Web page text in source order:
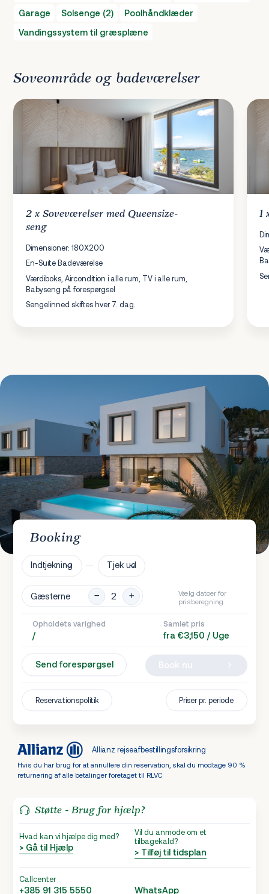
Garage Solsenge (2)
Poolhåndklæder
Vandingssystem til græsplæne
Soveområde og badeværelser
2 xSoveværelser med Queensize-
seng
Dimensioner: 180X200
En-Suite Badeværelse
Værdiboks, Aircondition i alle rum, TV i alle rum,
Babyseng på forespørgsel
Sengelinned skiftes hver 7. dag.
1
Booking
Indtjekning Tjek ud
Gæsterne
Vælg datoer for
prisberegning
Opholdets varighed
/
Samlet pris
fra €3,150 / Uge
Send forespørgsel
Reservationspolitik Priser pr. periode
Allianz rejseafbestillingsforsikring
Hvis du har brug for at annullere din reservation, skal du modtage 90 %
returnering af alle betalinger foretaget til RLVC
Støtte - Brug for hjælp?
Hvad kan vi hjælpe dig med?
> Gå til Hjælp
Vil du anmode om et
tilbagekald?
> Tilføj til tidsplan
Callcenter
+385 91 315 5550 WhatsApp